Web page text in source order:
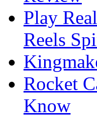
Play
Reels
Rocket
Know